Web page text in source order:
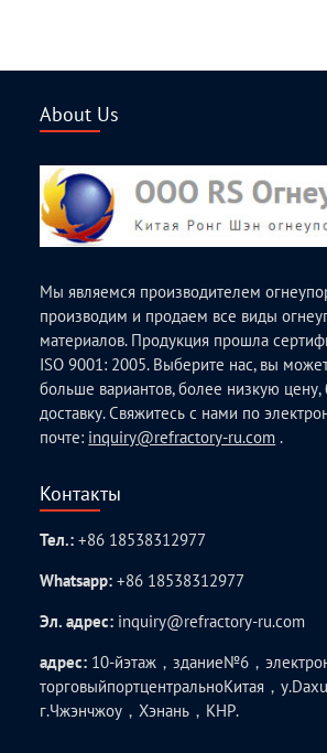
About Us
Мы являемся производителем
производим и продаем все виды
материалов. Продукция прошла
ISO 9001: 2005. Выберите нас, вы
больше вариантов, более низкую
доставку. Свяжитесь с нами по
почте: inquiry@refractory-ru.com .
Контакты
Тел.:+86 18538312977
Whatsapp:+86 18538312977
Эл. адрес: inquiry@refractory-ru.com
адрес: 10-йэтаж，здание№6，
торговыйпортцентральноКитая，
г.Чжэнчжоу，Хэнань，КНР.